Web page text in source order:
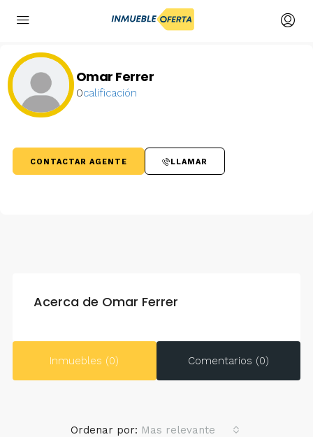
Omar Ferrer
0calificación
CONTACTAR AGENTE LLAMAR
Acerca de Omar Ferrer
Inmuebles (0) Comentarios (0)
Ordenar por: Mas relevante